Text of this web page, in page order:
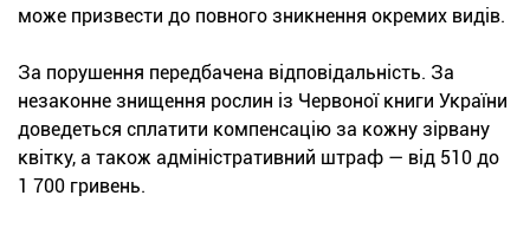
може призвести до повного зникнення окремих видів.
За порушення передбачена відповідальність. За
незаконне знищення рослин із Червоної книги України
доведеться сплатити компенсацію за кожну зірвану
квітку, а також адміністративний штраф — від 510 до
1 700 гривень.